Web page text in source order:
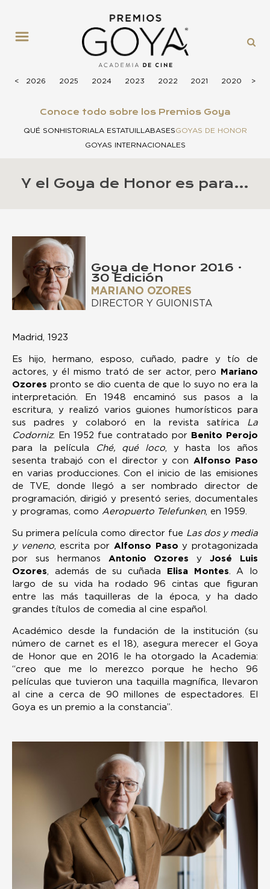
< 2026 2025 2024 2023 2022 2021 2020 >
Conoce todo sobre los Premios Goya
QUÉ SONHISTORIALA ESTATUILLABASESGOYAS DE HONOR
GOYAS INTERNACIONALES
Y el Goya de Honor es para…
Goya de Honor 2016 ·
30 Edición
MARIANO OZORES
DIRECTOR Y GUIONISTA
Madrid, 1923
Es hijo, hermano, esposo, cuñado, padre y tío de
actores, y él mismo trató de ser actor, pero
Mariano
Ozores pronto se dio cuenta de que lo suyo no era la
interpretación. En 1948 encaminó sus pasos a la
escritura, y realizó varios guiones humorísticos para
sus padres y colaboró en la revista satírica La
Codorniz. En 1952 fue contratado por Benito Perojo
para la película
Ché, qué loco, y hasta los años
sesenta trabajó con el director y con Alfonso Paso
en varias producciones. Con el inicio de las emisiones
de TVE, donde llegó a ser nombrado director de
programación, dirigió y presentó series, documentales
y programas, como Aeropuerto Telefunken, en 1959.
Su primera película como director fue Las dos y media
y veneno, escrita por Alfonso Paso y protagonizada
por sus hermanos Antonio Ozores yJosé Luis
Ozores, además de su cuñada Elisa Montes. A lo
largo de su vida ha rodado 96 cintas que figuran
entre las más taquilleras de la época, y ha dado
grandes títulos de comedia al cine español.
Académico desde la fundación de la institución (su
número de carnet es el 18), asegura merecer el Goya
de Honor que en 2016 le ha otorgado la Academia:
“creo que me lo merezco porque he hecho 96
películas que tuvieron una taquilla magnífica, llevaron
al cine a cerca de 90 millones de espectadores. El
Goya es un premio a la constancia”.